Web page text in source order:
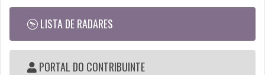
LISTA DE RADARES
PORTAL DO CONTRIBUINTE